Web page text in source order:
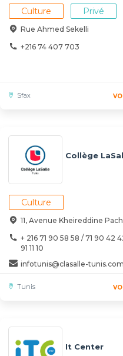
Culture Privé
Rue Ahmed Sekelli
+216 74 407 703
Sfax
Collège
Culture
11, Avenue Kheireddine
+ 216 71 90 58 58 / 71 90 42
91 11 10
infotunis@clasalle-tunis.com
Tunis
It Center